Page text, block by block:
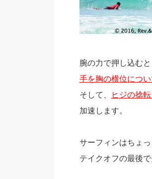
腕の力で押し込む
手を胸の横位につ
そして、
ヒジの捻
加速します。
サーフィンはちょ
テイクオフの最後